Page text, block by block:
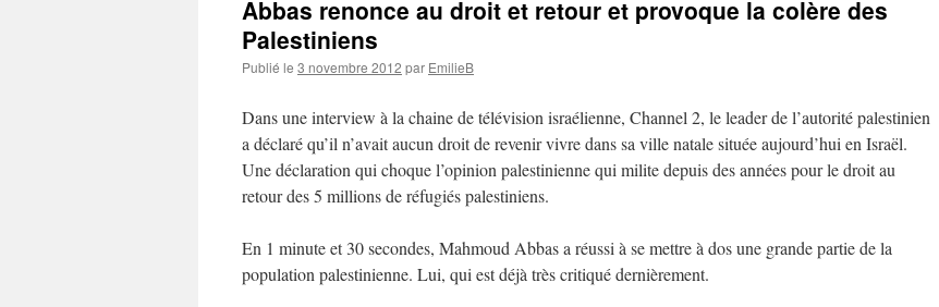
Abbas renonce au droit et retour et provoque la colère des
Palestiniens
Publié le 3 novembre 2012 par EmilieB
Dans une interview à la chaine de télévision israélienne, Channel 2, le leader de l’autorité palestinien
a déclaré qu’il n’avait aucun droit de revenir vivre dans sa ville natale située aujourd’hui en Israël.
Une déclaration qui choque l’opinion palestinienne qui milite depuis des années pour le droit au
retour des 5 millions de réfugiés palestiniens.
En 1 minute et 30 secondes, Mahmoud Abbas a réussi à se mettre à dos une grande partie de la
population palestinienne. Lui, qui est déjà très critiqué dernièrement.